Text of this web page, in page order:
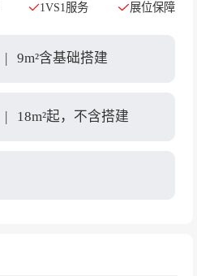
1VS1服务 展位保障
| 9m²含基础搭建
| 18m²起，不含搭建